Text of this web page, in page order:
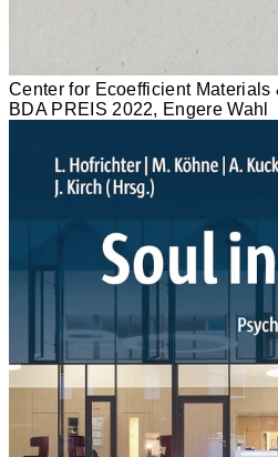
Center for Ecoefficient Materials
BDA PREIS 2022, Engere Wahl